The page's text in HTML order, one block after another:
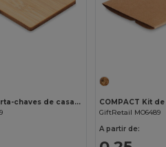
HOUSEBOO Porta-chaves de casa em bambu
GiftRetail MO6489
A partir de: